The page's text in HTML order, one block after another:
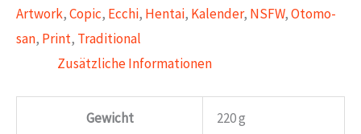
Artwork,Copic, Ecchi, Hentai, Kalender, NSFW,Otomo-
san, Print, Traditional
Zusätzliche Informationen
Gewicht 220 g